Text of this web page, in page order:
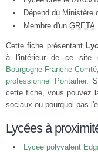
Dépend du Ministère
Membre d'un GRETA
Cette fiche présentant
à l'intérieur de ce site
Bourgogne-Franche-Comté
professionnel Pontarlier.
cette fiche, vous pouvez
sociaux ou pourquoi pas
Lycées à
Lycée polyvalent